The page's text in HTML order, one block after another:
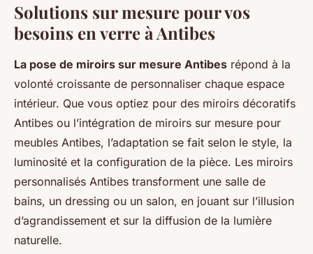
Solutions sur mesure pour vos
besoins en verre à Antibes
La pose de miroirs sur mesure Antibes répond à la
volonté croissante de personnaliser chaque espace
intérieur. Que vous optiez pour des miroirs décoratifs
Antibes ou l’intégration de miroirs sur mesure pour
meubles Antibes, l’adaptation se fait selon le style, la
luminosité et la configuration de la pièce. Les miroirs
personnalisés Antibes transforment une salle de
bains, un dressing ou un salon, en jouant sur l’illusion
d’agrandissement et sur la diffusion de la lumière
naturelle.